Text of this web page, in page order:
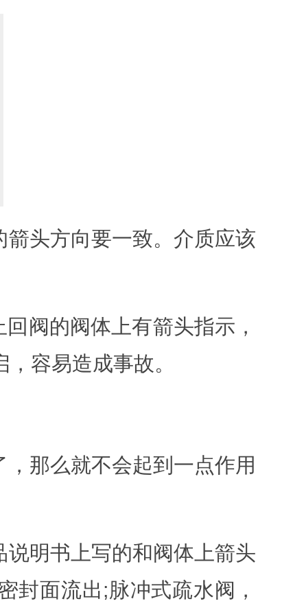
头方向要一致。介质应该
阀的阀体上有箭头指示，
容易造成事故。
那么就不会起到一点作用
明书上写的和阀体上箭头
封面流出;脉冲式疏水阀，